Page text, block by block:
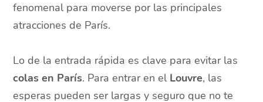
fenomenal para moverse por las principales
atracciones de París.
Lo de la entrada rápida es clave para evitar las
colas en París. Para entrar en el Louvre, las
esperas pueden ser largas y seguro que no te